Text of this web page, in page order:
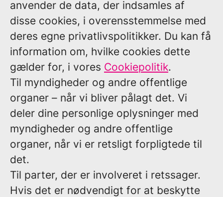
anvender de data, der indsamles af
disse cookies, i overensstemmelse med
deres egne privatlivspolitikker. Du kan få
information om, hvilke cookies dette
gælder for, i vores Cookiepolitik.
Til myndigheder og andre offentlige
organer – når vi bliver pålagt det. Vi
deler dine personlige oplysninger med
myndigheder og andre offentlige
organer, når vi er retsligt forpligtede til
det.
Til parter, der er involveret i retssager.
Hvis det er nødvendigt for at beskytte